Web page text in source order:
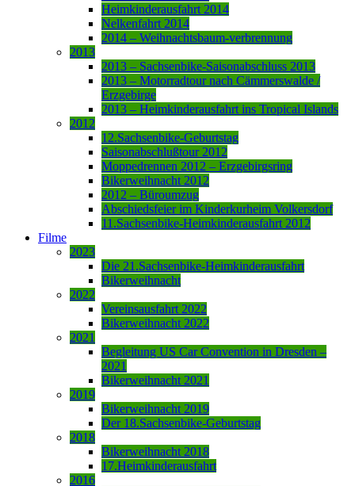
Heimkinderausfahrt 2014
Nelkenfahrt 2014
2014 – Weihnachtsbaum-verbrennung
2013
2013 – Sachsenbike-Saisonabschluss 2013
2013 – Motorradtour nach Cämmerswalde /
Erzgebirge
2013 – Heimkinderausfahrt ins Tropical Islands
2012
12.Sachsenbike-Geburtstag
Saisonabschlußtour 2012
Moppedrennen 2012 – Erzgebirgsring
Bikerweihnacht 2012
2012 – Büroumzug
Abschiedsfeier im Kinderkurheim Volkersdorf
11.Sachsenbike-Heimkinderausfahrt 2012
Filme
2023
Die 21.Sachsenbike-Heimkinderausfahrt
Bikerweihnacht
2022
Vereinsausfahrt 2022
Bikerweihnacht 2022
2021
Begleitung US Car Convention in Dresden –
2021
Bikerweihnacht 2021
2019
Bikerweihnacht 2019
Der 18.Sachsenbike-Geburtstag
2018
Bikerweihnacht 2018
17.Heimkinderausfahrt
2016